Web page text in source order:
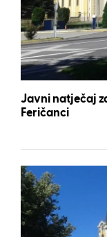
Javni natječaj
Feričanci